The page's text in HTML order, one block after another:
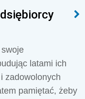
latami ich
zadowolonych
pamiętać, żeby